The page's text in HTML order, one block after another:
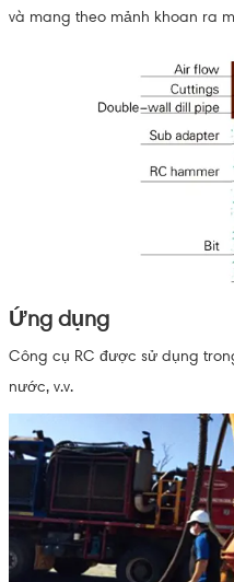
và mang theo mảnh khoan ra
Ứng dụng
Công cụ RC được sử dụng
nước, v.v.